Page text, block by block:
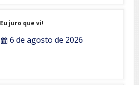
Eu juro que vi!
6 de agosto de 2026